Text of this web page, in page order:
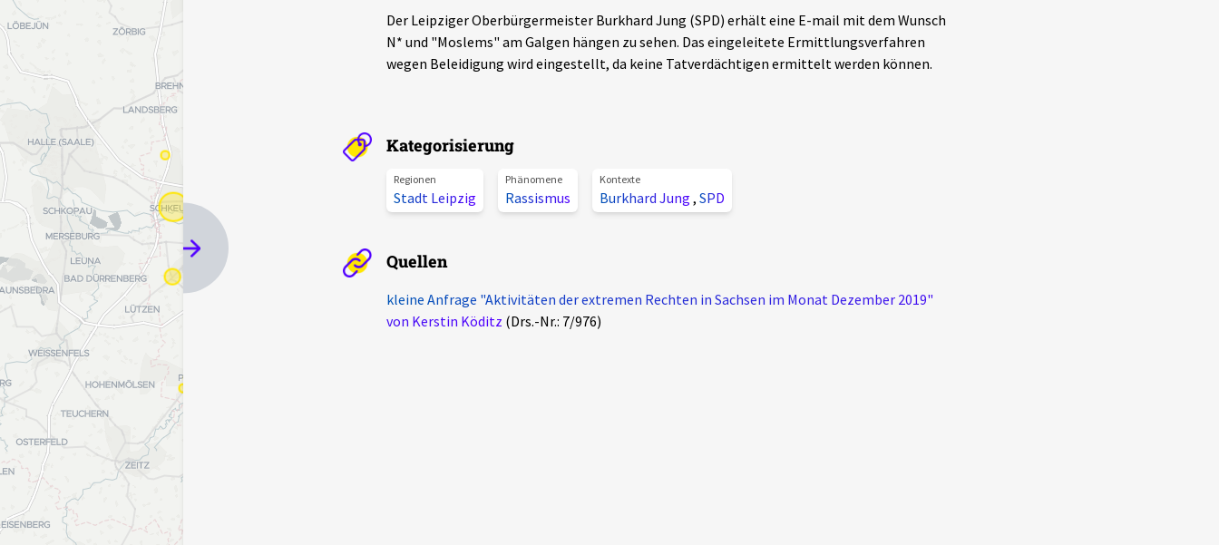
Der Leipziger Oberbürgermeister Burkhard Jung (SPD) erhält eine E-mail mit dem Wunsch
N* und "Moslems" am Galgen hängen zu sehen. Das eingeleitete Ermittlungsverfahren
wegen Beleidigung wird eingestellt, da keine Tatverdächtigen ermittelt werden können.
Kategorisierung
Regionen
Stadt Leipzig
Phänomene
Rassismus
Kontexte
Burkhard Jung , SPD
Quellen
kleine Anfrage "Aktivitäten der extremen Rechten in Sachsen im Monat Dezember 2019"
von Kerstin Köditz (Drs.-Nr.: 7/976)